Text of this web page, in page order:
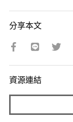
分享本文
資源連結